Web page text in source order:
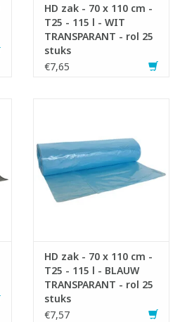
HD zak - 70 x 110 cm -
T25 - 115 l - WIT
TRANSPARANT - rol 25
stuks
€7,65
HD zak - 70 x 110 cm -
T25 - 115 l - BLAUW
TRANSPARANT - rol 25
stuks
€7,57